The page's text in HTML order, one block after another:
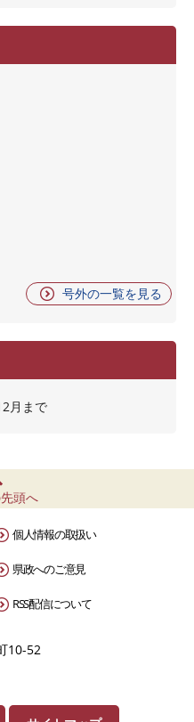
号外の一覧を見る
月まで
頭へ
個人情報の取扱い
県政へのご意見
RSS配信について
10-52